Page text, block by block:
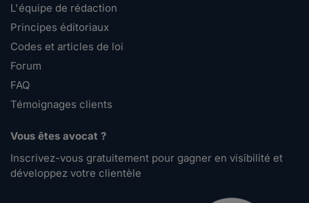
L'équipe de rédaction
Principes éditoriaux
Codes et articles de loi
Forum
FAQ
Témoignages clients
Vous êtes avocat ?
Inscrivez-vous gratuitement pour gagner en visibilité et
développez votre clientèle